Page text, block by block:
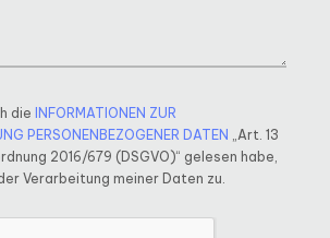
die INFORMATIONEN ZUR
PERSONENBEZOGENER DATEN
„Art. 13
2016/679 (DSGVO)“ gelesen habe,
Verarbeitung meiner Daten zu.